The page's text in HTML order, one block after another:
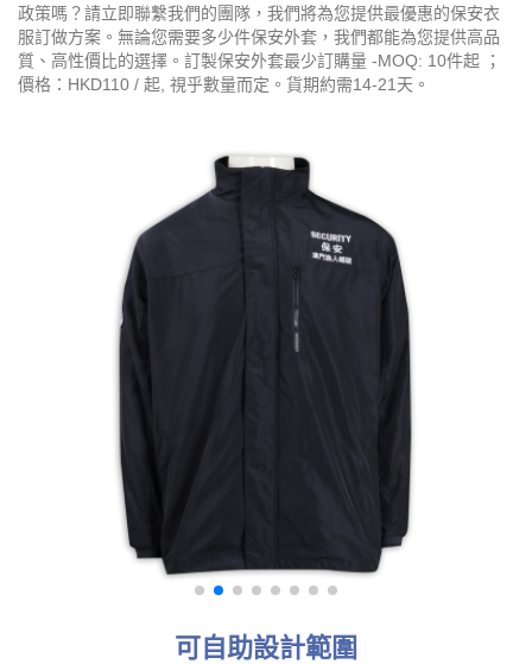
政策嗎？請立即聯繫我們的團隊，我們將為您提供最優惠的保安衣
服訂做方案。無論您需要多少件保安外套，我們都能為您提供高品
質、高性價比的選擇。訂製保安外套最少訂購量 -MOQ: 10件起 ；
價格：HKD110 / 起, 視乎數量而定。貨期約需14-21天。
可自助設計範圍